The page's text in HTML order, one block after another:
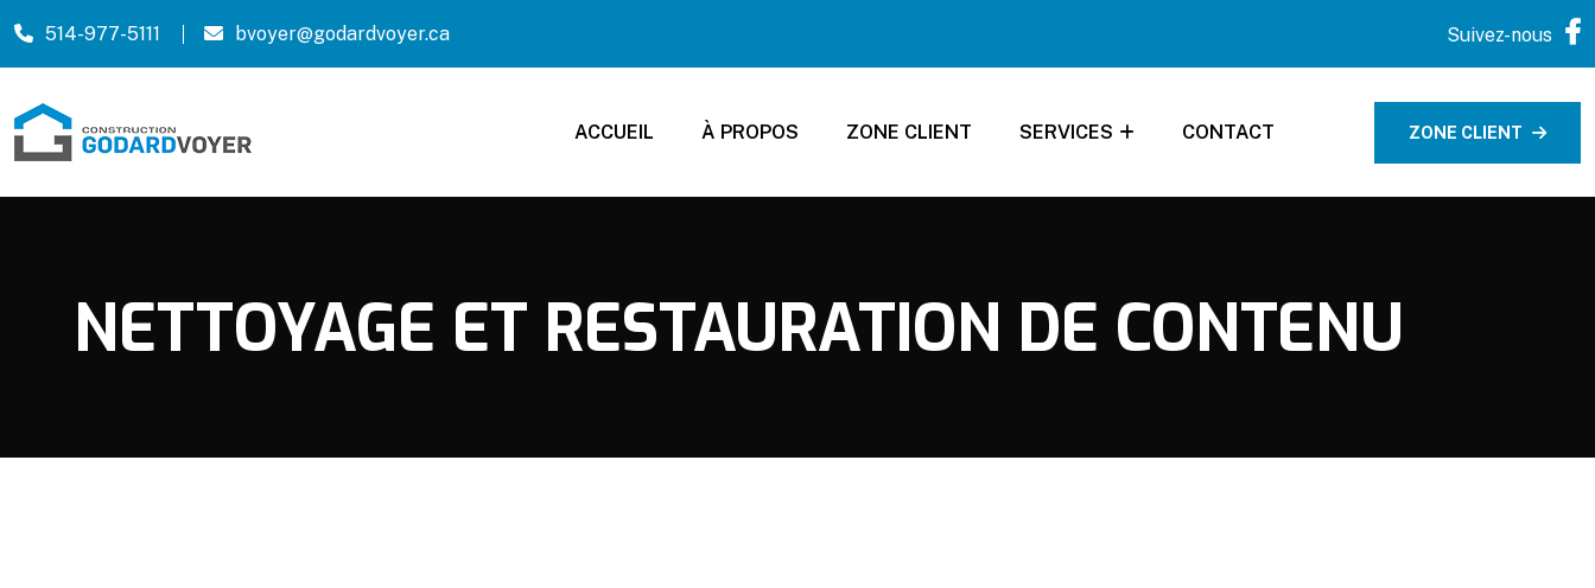
514-977-5111 bvoyer@godardvoyer.ca Suivez-nous
ACCUEIL À PROPOS ZONE CLIENT SERVICES CONTACT ZONE CLIENT
NETTOYAGE ET RESTAURATION DE CONTENU